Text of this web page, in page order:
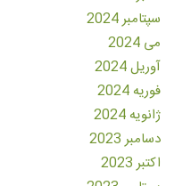
سپتامبر 2024
می 2024
آوریل 2024
فوریه 2024
ژانویه 2024
دسامبر 2023
اکتبر 2023